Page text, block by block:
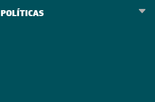
POLÍTICAS